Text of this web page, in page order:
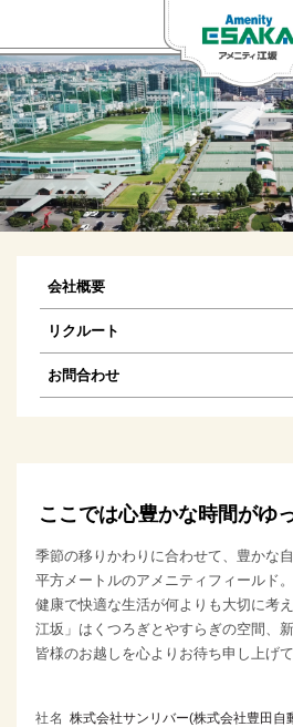
会社概要
リクルート
お問合わせ
ここでは心豊かな時間がゆ
季節の移りかわりに合わせて、豊かな
平方メートルのアメニティフィールド。
健康で快適な生活が何よりも大切に考
江坂」はくつろぎとやすらぎの空間、
皆様のお越しを心よりお待ち申し上げて
社名 株式会社サンリバー(株式会社豊田自